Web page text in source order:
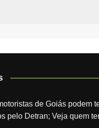
de Goiás podem
pelo Detran; Veja quem